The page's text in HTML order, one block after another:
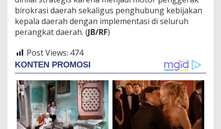
birokrasi daerah sekaligus penghubung kebijakan
kepala daerah dengan implementasi di seluruh
perangkat daerah. (JB/RF)
Post Views: 474